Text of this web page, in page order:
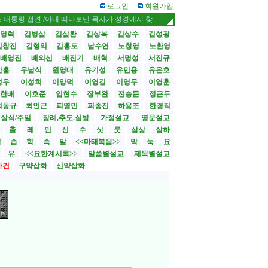
로그인
회원가입
/아내 떠나보낸 목사가 성경에서 찾은 ‘사별 신학
혁
김병삼 김삼환 김상복 김상수
김성광
진
김형익 김홍도 남수연 노창영
노환영
영진
배의신 배진기 배혁 서명성
서진규
흠
우남식 원영대 유기성 유민용
유은호
우
이성희 이양덕 이영길 이영무
이영훈
배
이호준 임현수 장부완 전승문
정근두
규
최인근 피영민 피종진 하용조
한경직
식/주일
장례,추도.심방 가정설교
영문설교
출 레 민 신 수 삿 룻 삼상
삼하
습 학 슥 말 <<마태복음>> 막 눅
요
유
<<요한계시록>> 말씀별설교
제목별설교
건
구약삽화 신약삽화